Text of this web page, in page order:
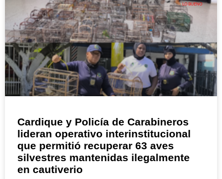
LO BUENO
Cardique y Policía de Carabineros
lideran operativo interinstitucional
que permitió recuperar 63 aves
silvestres mantenidas ilegalmente
en cautiverio